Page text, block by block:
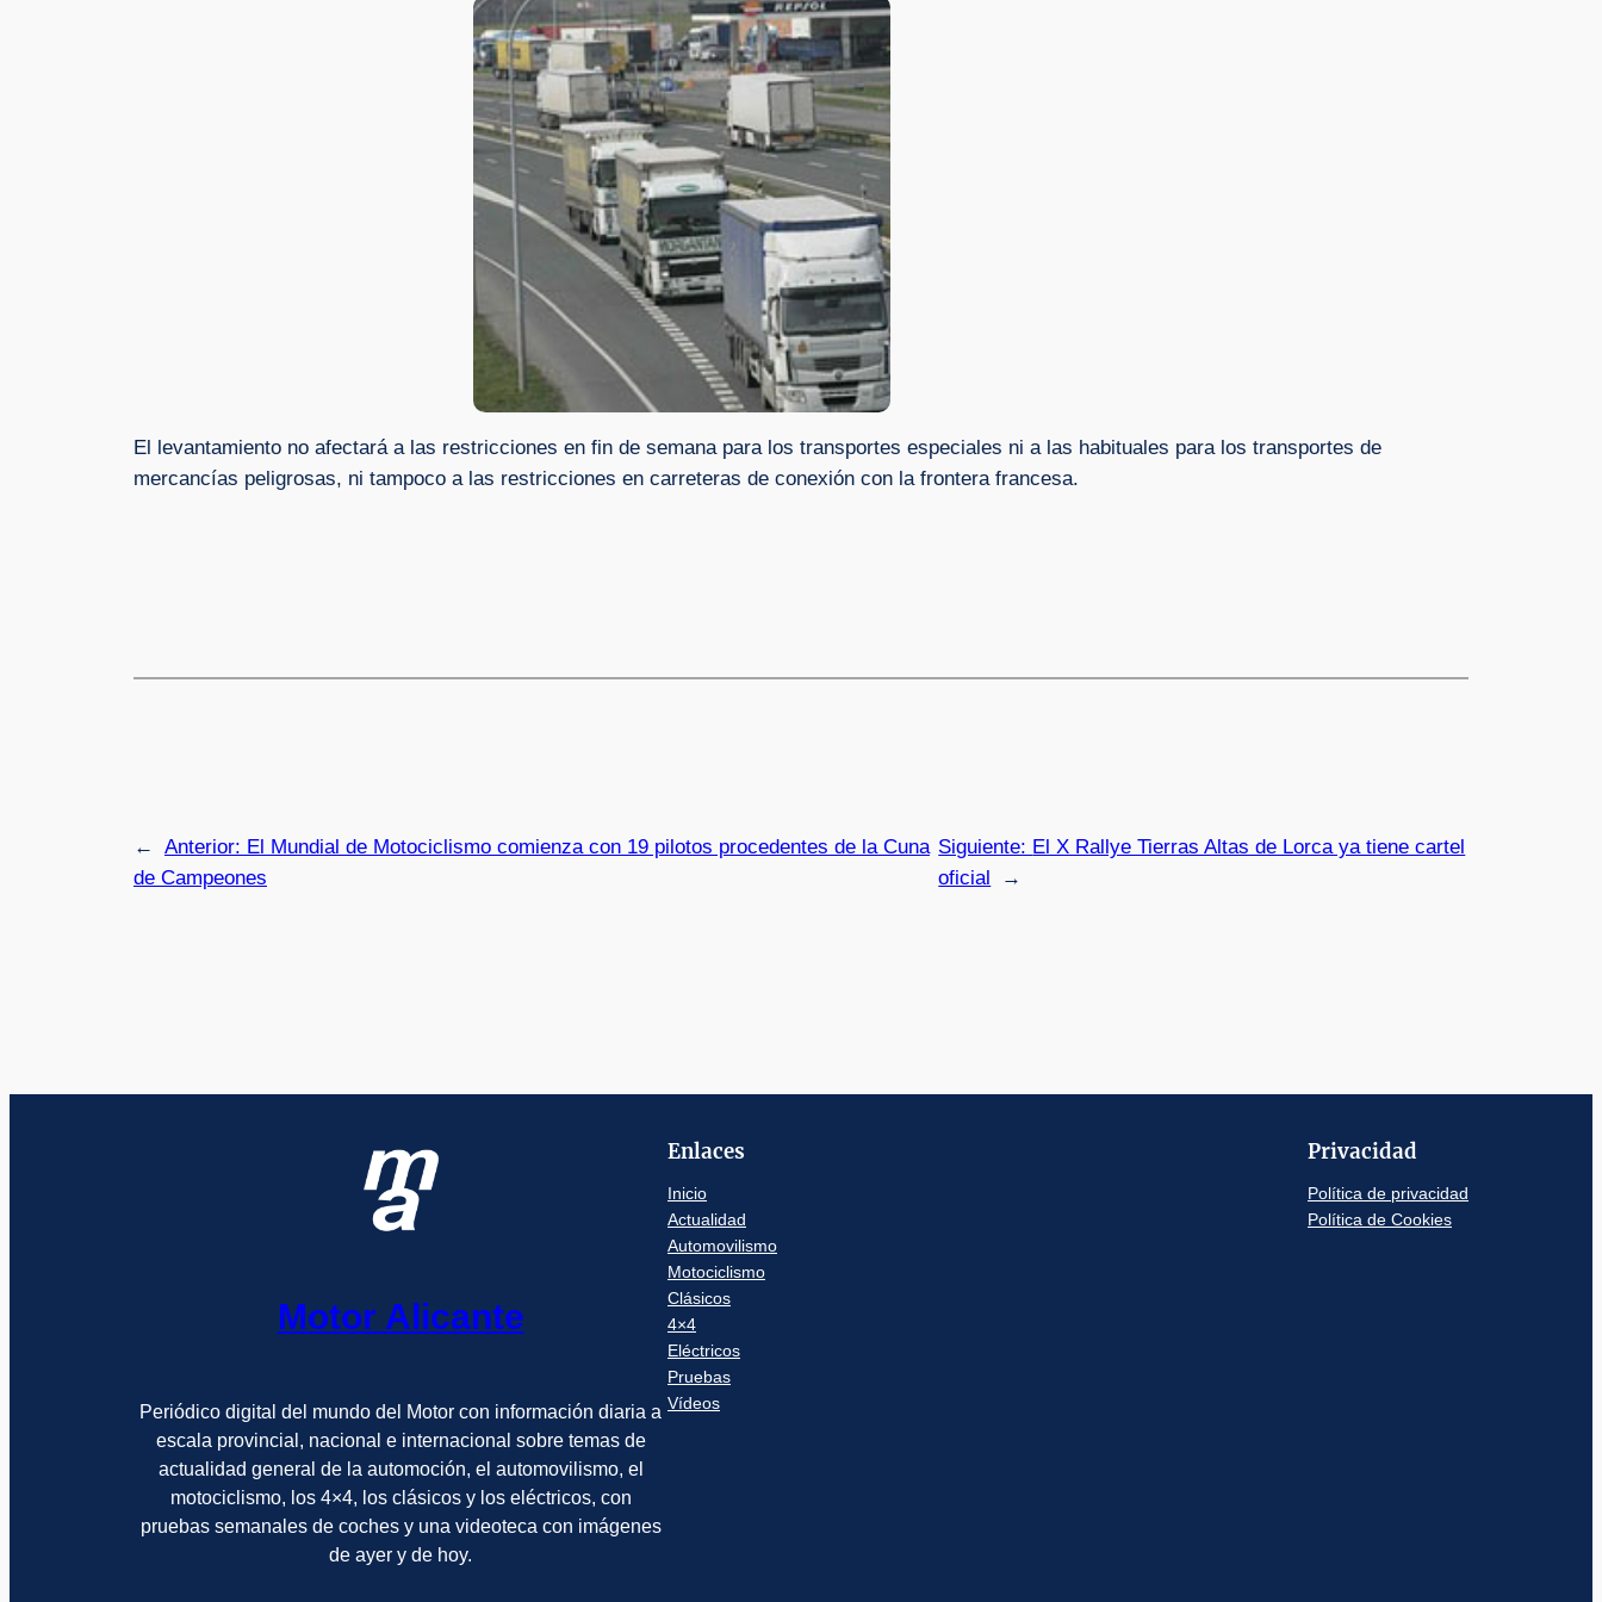
El levantamiento no afectará a las restricciones en fin de semana para los transportes especiales ni a las habituales para los transportes de
mercancías peligrosas, ni tampoco a las restricciones en carreteras de conexión con la frontera francesa.
← Anterior: El Mundial de Motociclismo comienza con 19 pilotos procedentes de la Cuna
de Campeones
Siguiente: El X Rallye Tierras Altas de Lorca ya tiene cartel
oficial
→
Motor Alicante
Periódico digital del mundo del Motor con información diaria a
escala provincial, nacional e internacional sobre temas de
actualidad general de la automoción, el automovilismo, el
motociclismo, los 4×4, los clásicos y los eléctricos, con
pruebas semanales de coches y una videoteca con imágenes
de ayer y de hoy.
Enlaces
Inicio
Actualidad
Automovilismo
Motociclismo
Clásicos
4×4
Eléctricos
Pruebas
Vídeos
Privacidad
Política de privacidad
Política de Cookies